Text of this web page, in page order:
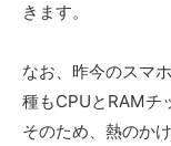
きます。
なお、昨今のスマ
種もCPUとRAMチ
そのため、熱のか